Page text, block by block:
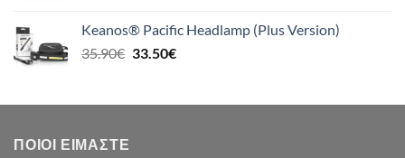
21.90€.είναι:
19.50€.
Keanos® Pacific Headlamp (Plus Version)
35.90€ Original
35.90€.
33.50€Η
είναι:
ΠΟΙΟΙ ΕΊΜΑΣΤΕ